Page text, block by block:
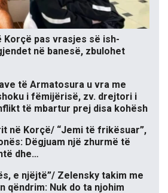
Korçë pas vrasjes së ish-
në banesë, zbulohet
të Armatosura u vra me
i fëmijërisë, zv. drejtori i
të mbartur prej disa kohësh
në Korçë/ “Jemi të frikësuar”,
Dëgjuam një zhurmë të
dhe…
e njëjtë”/ Zelensky takim me
qëndrim: Nuk do ta njohim